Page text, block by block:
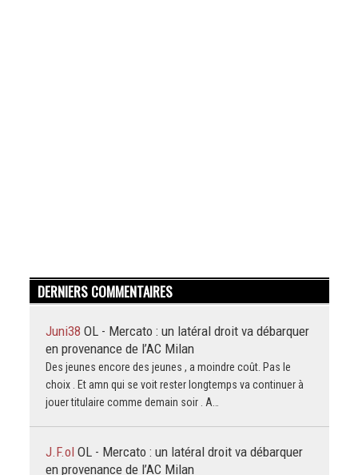
DERNIERS COMMENTAIRES
Juni38 OL - Mercato : un latéral droit va débarquer
en provenance de l’AC Milan
Des jeunes encore des jeunes , a moindre coût. Pas le
choix . Et amn qui se voit rester longtemps va continuer à
jouer titulaire comme demain soir . A…
J.F.ol OL - Mercato : un latéral droit va débarquer
en provenance de l’AC Milan